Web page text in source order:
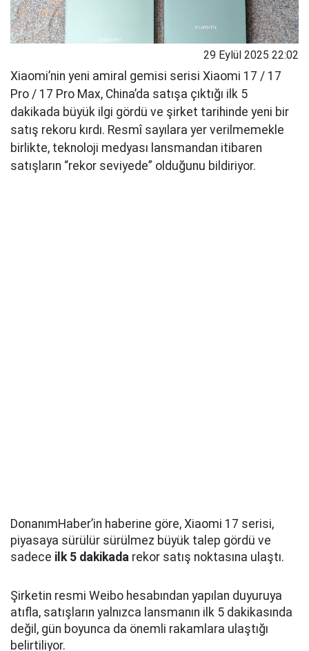
29 Eylül 2025 22:02
Xiaomi’nin yeni amiral gemisi serisi Xiaomi 17 / 17
Pro / 17 Pro Max, China’da satışa çıktığı ilk 5
dakikada büyük ilgi gördü ve şirket tarihinde yeni bir
satış rekoru kırdı. Resmî sayılara yer verilmemekle
birlikte, teknoloji medyası lansmandan itibaren
satışların “rekor seviyede” olduğunu bildiriyor.
DonanımHaber’in haberine göre, Xiaomi 17 serisi,
piyasaya sürülür sürülmez büyük talep gördü ve
sadece ilk 5 dakikada rekor satış noktasına ulaştı.
Şirketin resmi Weibo hesabından yapılan duyuruya
atıfla, satışların yalnızca lansmanın ilk 5 dakikasında
değil, gün boyunca da önemli rakamlara ulaştığı
belirtiliyor.